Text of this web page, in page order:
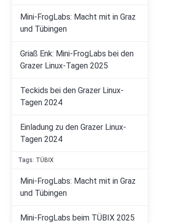
Mini-FrogLabs: Macht mit in Graz
und Tübingen
Griaß Enk: Mini-FrogLabs bei den
Grazer Linux-Tagen 2025
Teckids bei den Grazer Linux-
Tagen 2024
Einladung zu den Grazer Linux-
Tagen 2024
Tags: TÜBIX
Mini-FrogLabs: Macht mit in Graz
und Tübingen
Mini-FrogLabs beim TÜBIX 2025